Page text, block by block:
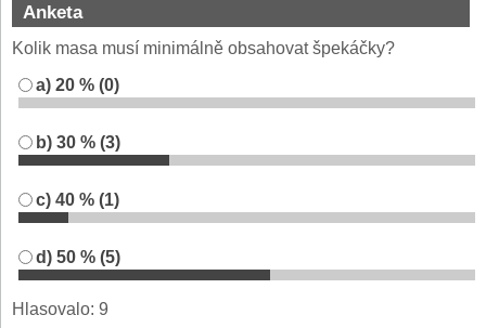
Anketa
Kolik masa musí minimálně obsahovat špekáčky?
a) 20 % (0)
b) 30 % (3)
c) 40 % (1)
d) 50 % (5)
Hlasovalo: 9